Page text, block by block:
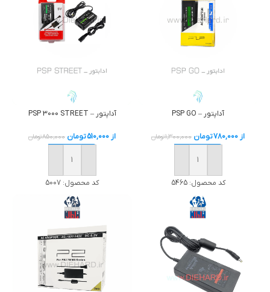
آداپتور – PSP GO
از780,000تومان 1,300,000تومان
خرید
کد محصول:5465
آداپتور – PSP 3000 STREET
از510,000تومان 850,000تومان
خرید
کد محصول: 5007